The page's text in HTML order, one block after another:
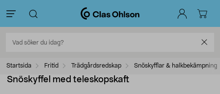
Startsida Fritid Trädgårdsredskap Snöskyfflar & halkbekämpning
Snöskyffel med teleskopskaft